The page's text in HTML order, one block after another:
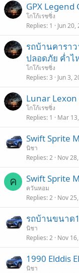
GPX
โกโก้เรชซิ่ง
Replies 1 Jun 20,
รถบ้านคารา
ปลอดภัย ค่ำ
โกโก้เรชซิ่ง
Replies 3 Jun 3,
Lunar
โกโก้เรชซิ่ง
Replies 1 Mar
Swift Sprite
นิชา
Replies 2 Nov
ค Swift Sprite
ควันหอม
Replies 2 Nov
รถบ้านขนาด
นิชา
Replies 2 Nov
1990 Elddis
นิชา